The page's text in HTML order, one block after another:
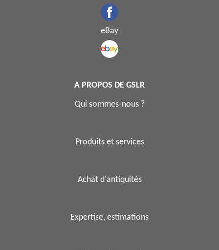
eBay
A PROPOS DE GSLR
Qui sommes-nous ?
Produits et services
Achat d'antiquités
Expertise, estimations